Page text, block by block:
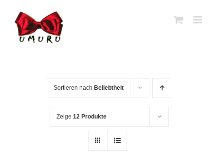
Inhalt
springen
Sortieren nach Beliebtheit
Zeige 12 Produkte